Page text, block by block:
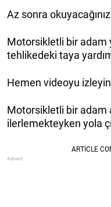
Az sonra
Motorsikletli bir adam
tehlikedeki taya
Hemen videoyu
Motorsikletli bir adam
ilerlemekteyken yola